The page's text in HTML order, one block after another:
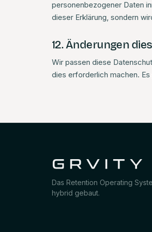
personenbezogener Daten
dieser Erklärung, sondern
12. Änderungen
Wir passen diese
dies erforderlich machen.
Das Retention Operating
hybrid gebaut.